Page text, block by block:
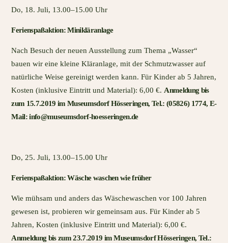
Do, 18. Juli, 13.00–15.00 Uhr
Ferienspaßaktion: Minikläranlage
Nach Besuch der neuen Ausstellung zum Thema „Wasser“
bauen wir eine kleine Kläranlage, mit der Schmutzwasser auf
natürliche Weise gereinigt werden kann. Für Kinder ab 5 Jahren,
Kosten (inklusive Eintritt und Material): 6,00 €. Anmeldung bis
zum 15.7.2019 im Museumsdorf Hösseringen, Tel.: (05826) 1774, E-
Mail: info@museumsdorf-hoesseringen.de
Do, 25. Juli, 13.00–15.00 Uhr
Ferienspaßaktion: Wäsche waschen wie früher
Wie mühsam und anders das Wäschewaschen vor 100 Jahren
gewesen ist, probieren wir gemeinsam aus. Für Kinder ab 5
Jahren, Kosten (inklusive Eintritt und Material): 6,00 €.
Anmeldung bis zum 23.7.2019 im Museumsdorf Hösseringen, Tel.: